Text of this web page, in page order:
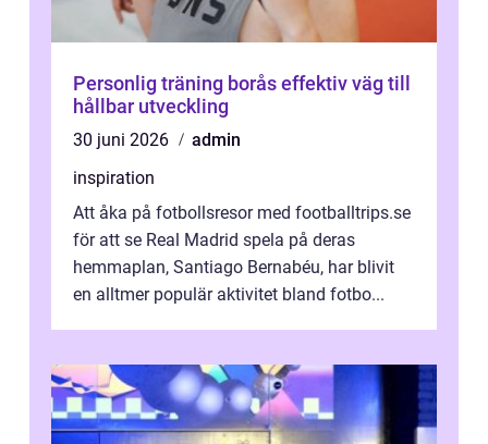
Personlig träning borås effektiv väg till
hållbar utveckling
30 juni 2026
admin
inspiration
Att åka på fotbollsresor med footballtrips.se
för att se Real Madrid spela på deras
hemmaplan, Santiago Bernabéu, har blivit
en alltmer populär aktivitet bland fotbo...